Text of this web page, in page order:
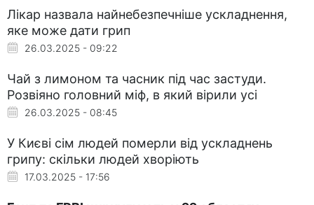
Лікар назвала найнебезпечніше ускладнення,
яке може дати грип
26.03.2025 - 09:22
Чай з лимоном та часник під час застуди.
Розвіяно головний міф, в який вірили усі
26.03.2025 - 08:45
У Києві сім людей померли від ускладнень
грипу: скільки людей хворіють
17.03.2025 - 17:56